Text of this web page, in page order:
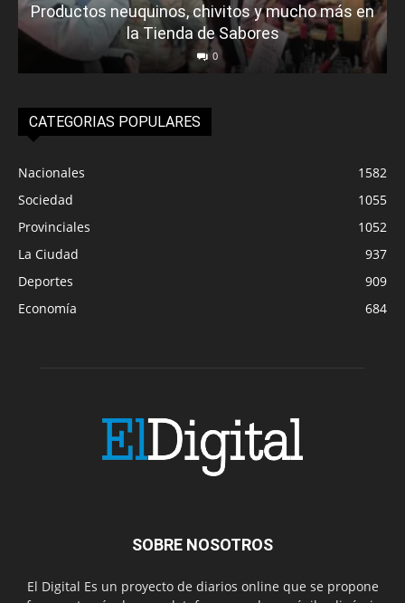
Productos neuquinos, chivitos y mucho más en
la Tienda de Sabores
0
CATEGORIAS POPULARES
Nacionales
1582
Sociedad
1055
Provinciales
1052
La Ciudad
937
Deportes
909
Economía
684
SOBRE NOSOTROS
El Digital Es un proyecto de diarios online que se propone